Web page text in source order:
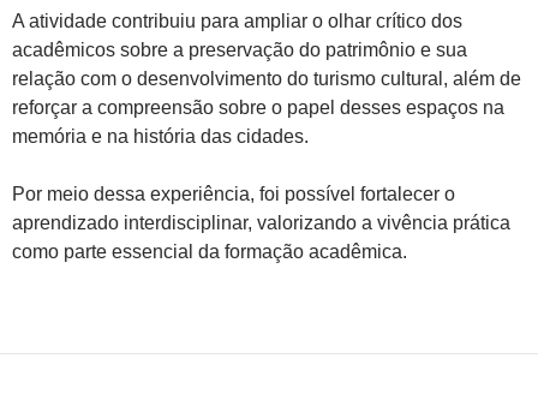
A atividade contribuiu para ampliar o olhar crítico dos
acadêmicos sobre a preservação do patrimônio e sua
relação com o desenvolvimento do turismo cultural, além de
reforçar a compreensão sobre o papel desses espaços na
memória e na história das cidades.
Por meio dessa experiência, foi possível fortalecer o
aprendizado interdisciplinar, valorizando a vivência prática
como parte essencial da formação acadêmica.